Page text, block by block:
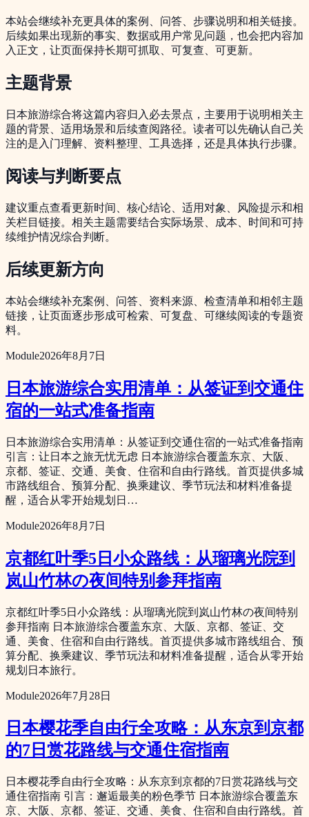
本站会继续补充更具体的案例、问答、步骤说明和相关链接。
后续如果出现新的事实、数据或用户常见问题，也会把内容加
入正文，让页面保持长期可抓取、可复查、可更新。
主题背景
日本旅游综合将这篇内容归入必去景点，主要用于说明相关主
题的背景、适用场景和后续查阅路径。读者可以先确认自己关
注的是入门理解、资料整理、工具选择，还是具体执行步骤。
阅读与判断要点
建议重点查看更新时间、核心结论、适用对象、风险提示和相
关栏目链接。相关主题需要结合实际场景、成本、时间和可持
续维护情况综合判断。
后续更新方向
本站会继续补充案例、问答、资料来源、检查清单和相邻主题
链接，让页面逐步形成可检索、可复盘、可继续阅读的专题资
料。
Module2026年8月7日
日本旅游综合实用清单：从签证到交通住
宿的一站式准备指南
日本旅游综合实用清单：从签证到交通住宿的一站式准备指南
引言：让日本之旅无忧无虑 日本旅游综合覆盖东京、大阪、
京都、签证、交通、美食、住宿和自由行路线。首页提供多城
市路线组合、预算分配、换乘建议、季节玩法和材料准备提
醒，适合从零开始规划日…
Module2026年8月7日
京都红叶季5日小众路线：从瑠璃光院到
岚山竹林の夜间特别参拜指南
京都红叶季5日小众路线：从瑠璃光院到岚山竹林の夜间特别
参拜指南 日本旅游综合覆盖东京、大阪、京都、签证、交
通、美食、住宿和自由行路线。首页提供多城市路线组合、预
算分配、换乘建议、季节玩法和材料准备提醒，适合从零开始
规划日本旅行。
Module2026年7月28日
日本樱花季自由行全攻略：从东京到京都
的7日赏花路线与交通住宿指南
日本樱花季自由行全攻略：从东京到京都的7日赏花路线与交
通住宿指南 引言：邂逅最美的粉色季节 日本旅游综合覆盖东
京、大阪、京都、签证、交通、美食、住宿和自由行路线。首